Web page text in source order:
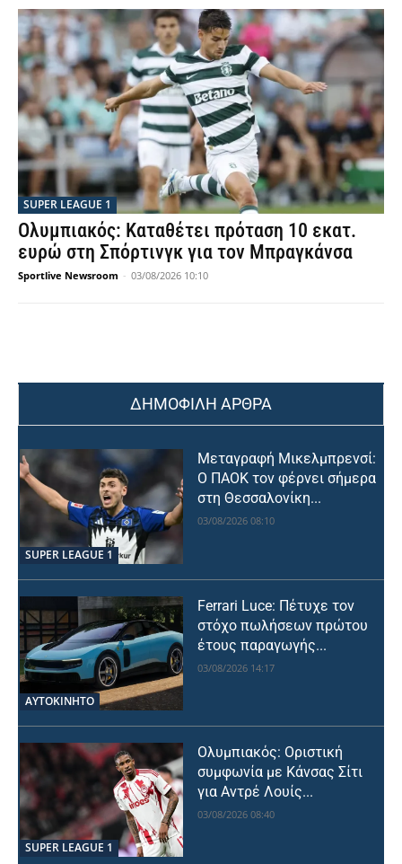
SUPER LEAGUE 1
Ολυμπιακός: Καταθέτει πρόταση 10 εκατ.
ευρώ στη Σπόρτινγκ για τον Μπραγκάνσα
Sportlive Newsroom - 03/08/2026 10:10
ΔΗΜΟΦΙΛΗ ΑΡΘΡΑ
SUPER LEAGUE 1
Μεταγραφή Μικελμπρενσί:
Ο ΠΑΟΚ τον φέρνει σήμερα
στη Θεσσαλονίκη...
03/08/2026 08:10
ΑΥΤΟΚΙΝΗΤΟ
Ferrari Luce: Πέτυχε τον
στόχο πωλήσεων πρώτου
έτους παραγωγής...
03/08/2026 14:17
SUPER LEAGUE 1
Ολυμπιακός: Οριστική
συμφωνία με Κάνσας Σίτι
για Αντρέ Λουίς...
03/08/2026 08:40